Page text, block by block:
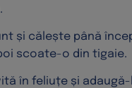
și călește până
scoate-o din tigaie.
în feliuțe și